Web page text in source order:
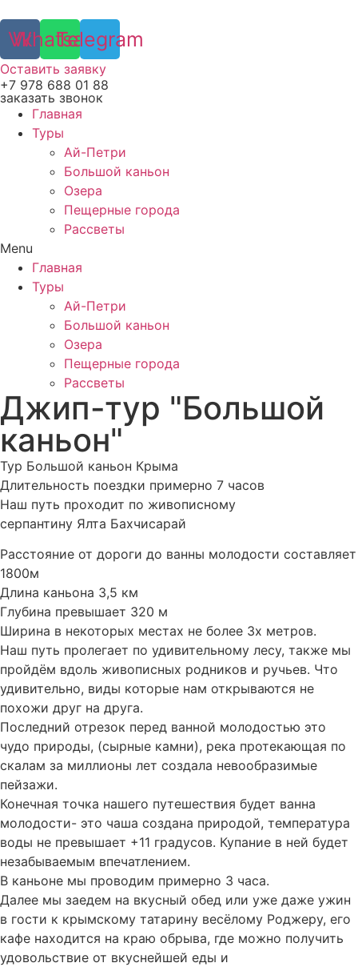
Vk
Whatsapp
Telegram
Оставить заявку
+7 978 688 01 88
заказать звонок
Главная
Туры
Ай-Петри
Большой каньон
Озера
Пещерные города
Рассветы
Menu
Главная
Туры
Ай-Петри
Большой каньон
Озера
Пещерные города
Рассветы
Джип-тур "Большой
каньон"
Тур Большой каньон Крыма
Длительность поездки примерно 7 часов
Наш путь проходит по живописному
серпантину Ялта Бахчисарай
Расстояние от дороги до ванны молодости составляет
1800м
Длина каньона 3,5 км
Глубина превышает 320 м
Ширина в некоторых местах не более 3х метров.
Наш путь пролегает по удивительному лесу, также мы
пройдём вдоль живописных родников и ручьев. Что
удивительно, виды которые нам открываются не
похожи друг на друга.
Последний отрезок перед ванной молодостью это
чудо природы, (сырные камни), река протекающая по
скалам за миллионы лет создала невообразимые
пейзажи.
Конечная точка нашего путешествия будет ванна
молодости- это чаша создана природой, температура
воды не превышает +11 градусов. Купание в ней будет
незабываемым впечатлением.
В каньоне мы проводим примерно 3 часа.
Далее мы заедем на вкусный обед или уже даже ужин
в гости к крымскому татарину весёлому Роджеру, его
кафе находится на краю обрыва, где можно получить
удовольствие от вкуснейшей еды и